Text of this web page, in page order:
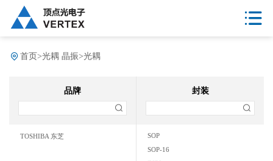
首页 >光耦 晶振>光耦
品牌
TOSHIBA 东芝
封装
SOP
SOP-16